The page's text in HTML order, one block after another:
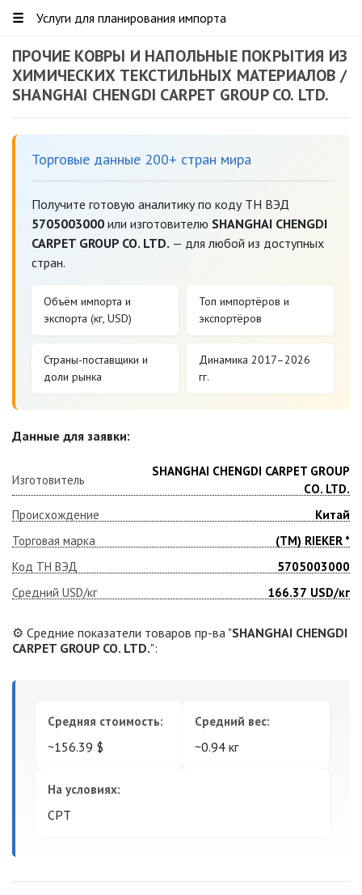
☰ Услуги для планирования импорта
ПРОЧИЕ КОВРЫ И НАПОЛЬНЫЕ ПОКРЫТИЯ ИЗ
ХИМИЧЕСКИХ ТЕКСТИЛЬНЫХ МАТЕРИАЛОВ /
SHANGHAI CHENGDI CARPET GROUP CO. LTD.
Торговые данные 200+ стран мира
Получите готовую аналитику по коду ТН ВЭД
5705003000 или изготовителю SHANGHAI CHENGDI
CARPET GROUP CO. LTD. — для любой из доступных
стран.
Объём импорта и
экспорта (кг, USD)
Топ импортёров и
экспортёров
Страны-поставщики и
доли рынка
Динамика 2017–2026
гг.
Данные для заявки:
Изготовитель
SHANGHAI CHENGDI CARPET GROUP
CO. LTD.
Происхождение
Китай
Торговая марка
(ТМ) RIEKER *
Код ТН ВЭД
5705003000
Средний USD/кг
166.37 USD/кг
⚙️ Средние показатели товаров пр-ва "SHANGHAI CHENGDI
CARPET GROUP CO. LTD.":
Средняя стоимость:
~156.39 $
Средний вес:
~0.94 кг
На условиях:
CPT